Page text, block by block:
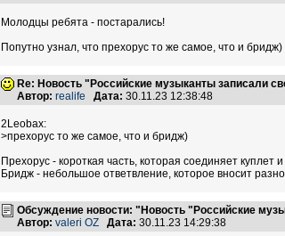
Молодцы ребята - постарались!
Попутно узнал, что прехорус то же самое, что и бридж)
Re: Новость "Российские музыканты записали
Автор: realife Дата: 30.11.23 12:38:48
2Leobax:
>прехорус то же самое, что и бридж)
Прехорус - короткая часть, которая соединяет куплет
Бридж - небольшое ответвление, которое вносит
Обсуждение новости: "Новость "Российские
Автор: valeri OZ Дата: 30.11.23 14:29:38